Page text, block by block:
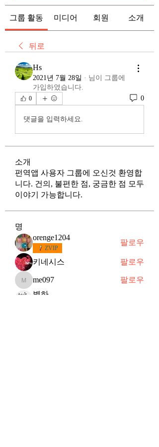
그룹 활동 미디어 회원 소개
뒤로
Hs
2021년 7월 28일 · 님이 그룹에
가입하였습니다.
0 0
댓글을 입력하세요.
소개
펀역앱 사용자 그룹에 오신것 환영합
니다. 건의, 불편한 점, 궁금한 점 모두
이야기 가능합니다.
명
orenge1204
ZVIP
팔로우
키네시스 팔로우
me097
me097
팔로우
별하